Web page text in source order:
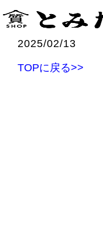
2025/02/13
TOPに戻る>>